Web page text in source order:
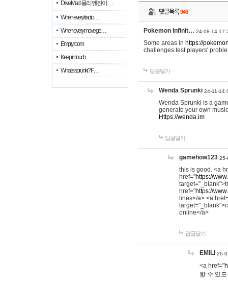
Drive Mad: 물리 엔진이 …
When every fractio…
When every move ge…
Empty room
Keep in touch
What is sprunki? F…
댓글목록946
Pokemon Infinit… 24-08-14
Some areas in https://
challenges test players'
답글달기
Wenda Sprunki 24-11-14
Wenda Sprunki is a
generate your own
Https://wenda.im
답글달기
gamehow123 25-
this is good. <a
href="https://
href="https://
lines</a> <a
online</a>
답글달기
EMILI 26-
<a href="
할 수 있